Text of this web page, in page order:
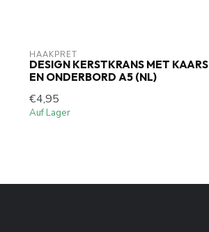
HAAKPRET
DESIGN KERSTKRANS MET KAARS
EN ONDERBORD A5 (NL)
€4,95
Auf Lager